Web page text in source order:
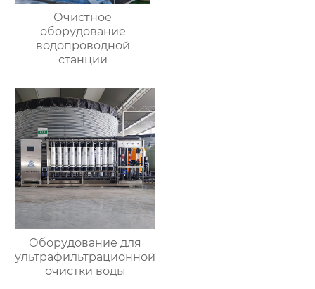
Очистное
оборудование
водопроводной
станции
Оборудование для
ультрафильтрационной
очистки воды